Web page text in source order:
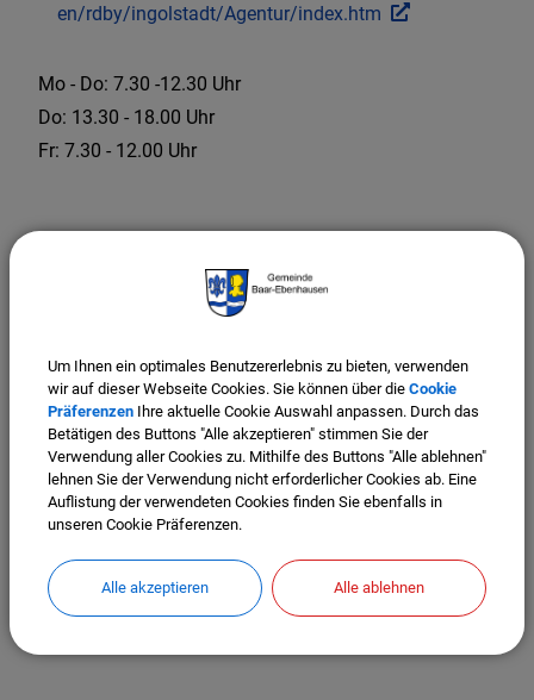
Mo - Do: 7.30 -12.30 Uhr
Do: 13.30 - 18.00 Uhr
Fr: 7.30 - 12.00 Uhr
en/rdby/ingolstadt/Agentur/index.htm
Um Ihnen ein optimales Benutzererlebnis zu bieten, verwenden
wir auf dieser Webseite Cookies. Sie können über die Cookie
Präferenzen Ihre aktuelle Cookie Auswahl anpassen. Durch das
Betätigen des Buttons "Alle akzeptieren" stimmen Sie der
Verwendung aller Cookies zu. Mithilfe des Buttons "Alle ablehnen"
lehnen Sie der Verwendung nicht erforderlicher Cookies ab. Eine
Auflistung der verwendeten Cookies finden Sie ebenfalls in
unseren Cookie Präferenzen.
Alle akzeptieren Alle ablehnen